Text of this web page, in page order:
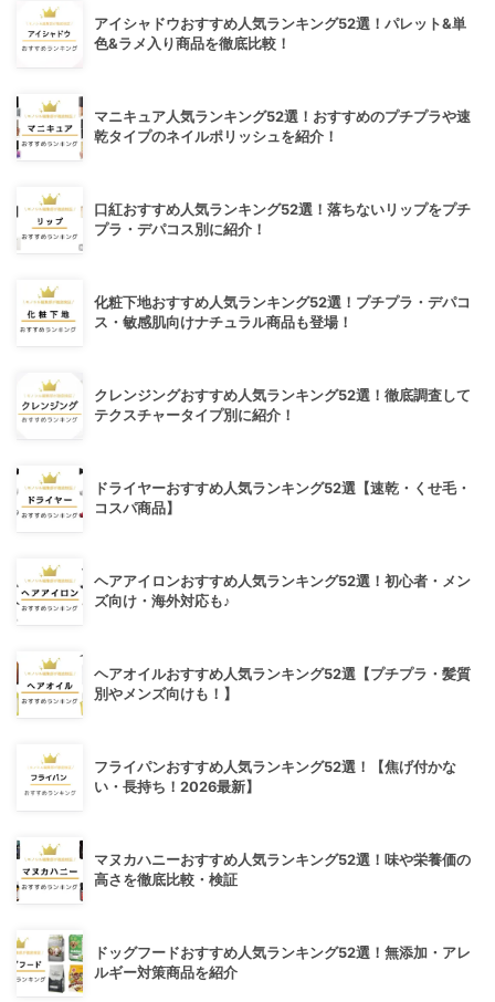
アイシャドウおすすめ人気ランキング52選！パレット&単
色&ラメ入り商品を徹底比較！
マニキュア人気ランキング52選！おすすめのプチプラや速
乾タイプのネイルポリッシュを紹介！
口紅おすすめ人気ランキング52選！落ちないリップをプチ
プラ・デパコス別に紹介！
化粧下地おすすめ人気ランキング52選！プチプラ・デパコ
ス・敏感肌向けナチュラル商品も登場！
クレンジングおすすめ人気ランキング52選！徹底調査して
テクスチャータイプ別に紹介！
ドライヤーおすすめ人気ランキング52選【速乾・くせ毛・
コスパ商品】
ヘアアイロンおすすめ人気ランキング52選！初心者・メン
ズ向け・海外対応も♪
ヘアオイルおすすめ人気ランキング52選【プチプラ・髪質
別やメンズ向けも！】
フライパンおすすめ人気ランキング52選！【焦げ付かな
い・長持ち！2026最新】
マヌカハニーおすすめ人気ランキング52選！味や栄養価の
高さを徹底比較・検証
ドッグフードおすすめ人気ランキング52選！無添加・アレ
ルギー対策商品を紹介